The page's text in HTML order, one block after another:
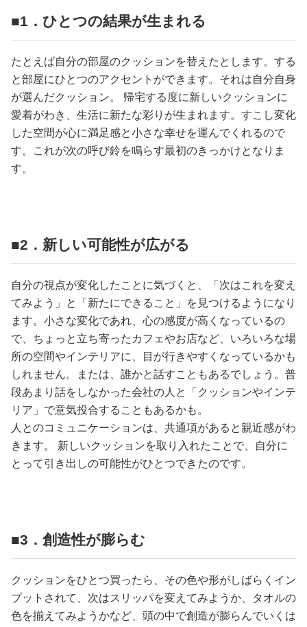
■1．ひとつの結果が生まれる
たとえば自分の部屋のクッションを替えたとします。する
と部屋にひとつのアクセントができます。それは自分自身
が選んだクッション。 帰宅する度に新しいクッションに
愛着がわき、生活に新たな彩りが生まれます。すこし変化
した空間が心に満足感と小さな幸せを運んでくれるので
す。これが次の呼び鈴を鳴らす最初のきっかけとなりま
す。
■2．新しい可能性が広がる
自分の視点が変化したことに気づくと、「次はこれを変え
てみよう」と「新たにできること」を見つけるようになり
ます。小さな変化であれ、心の感度が高くなっているの
で、ちょっと立ち寄ったカフェやお店など、いろいろな場
所の空間やインテリアに、目が行きやすくなっているかも
しれません。または、誰かと話すこともあるでしょう。普
段あまり話をしなかった会社の人と「クッションやインテ
リア」で意気投合することもあるかも。
人とのコミュニケーションは、共通項があると親近感がわ
きます。 新しいクッションを取り入れたことで、自分に
とって引き出しの可能性がひとつできたのです。
■3．創造性が膨らむ
クッションをひとつ買ったら、その色や形がしばらくイン
プットされて、次はスリッパを変えてみようか、タオルの
色を揃えてみようかなど、頭の中で創造が膨らんでいくは